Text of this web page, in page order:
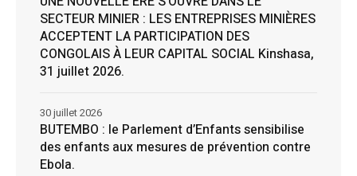
SECTEUR MINIER : LES ENTREPRISES MINIÈRES
ACCEPTENT LA PARTICIPATION DES
CONGOLAIS À LEUR CAPITAL SOCIAL Kinshasa,
31 juillet 2026.
BUTEMBO : le Parlement d’Enfants sensibilise
des enfants aux mesures de prévention contre
Ebola.
30 juillet 2026